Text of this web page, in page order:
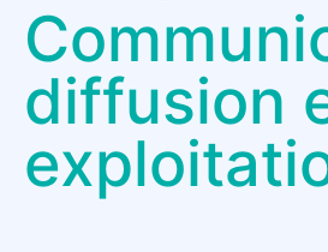
diffusion